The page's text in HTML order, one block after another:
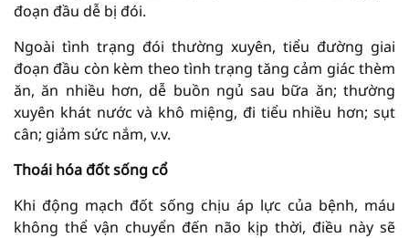
đoạn đầu dễ bị đói.
Ngoài tình trạng đói thường xuyên, tiểu đường giai
đoạn đầu còn kèm theo tình trạng tăng cảm giác thèm
ăn, ăn nhiều hơn, dễ buồn ngủ sau bữa ăn; thường
xuyên khát nước và khô miệng, đi tiểu nhiều hơn; sụt
cân; giảm sức nắm, v.v.
Thoái hóa đốt sống cổ
Khi động mạch đốt sống chịu áp lực của bệnh, máu
không thể vận chuyển đến não kịp thời, điều này sẽ